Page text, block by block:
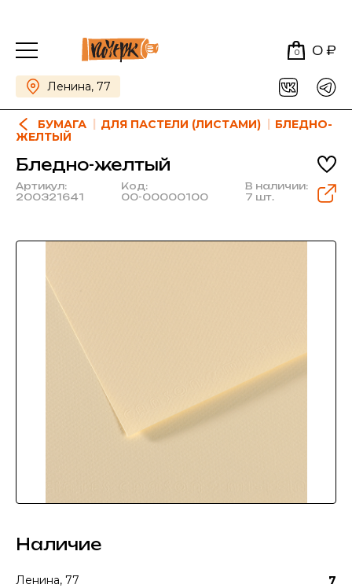
0 0 ₽
Ленина, 77
БУМАГА ДЛЯ ПАСТЕЛИ (ЛИСТАМИ)
БЛЕДНО-
ЖЕЛТЫЙ
Бледно-желтый
Артикул:
200321641
Код:
00-00000100
В наличии:
7 шт.
Наличие
Ленина, 77 7